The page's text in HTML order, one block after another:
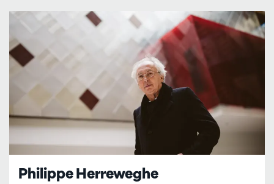
Philippe Herreweghe